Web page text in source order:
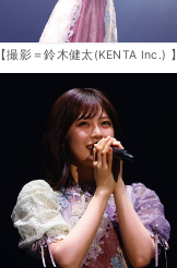
【撮影＝鈴木健太(KENTA Inc.) 】